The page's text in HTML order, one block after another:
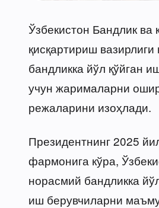
Ўзбекистон Бандлик ва
қисқартириш
бандликка йўл қўйган
учун жарималарни
режаларини изоҳлади.
Президентнинг 2025
фармонига кўра,
норасмий бандликка
иш берувчиларни